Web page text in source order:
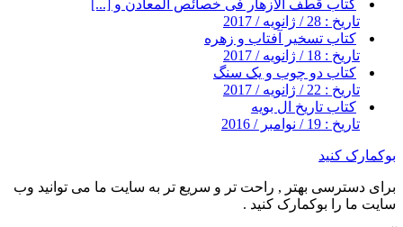
کتاب قطف الازهار فی خصائص المعادن و [...]
تاریخ : 28 / ژانویه / 2017
کتاب تسخیر آفتاب و زهره
تاریخ : 18 / ژانویه / 2017
کتاب دو چوب و یک سنگ
تاریخ : 22 / ژانویه / 2017
کتاب تاریخ ال بویه
تاریخ : 19 / نوامبر / 2016
بوکمارک کنید
برای دسترسی بهتر , راحت تر و سریع تر به سایت ما می توانید وب
سایت ما را بوکمارک کنید .